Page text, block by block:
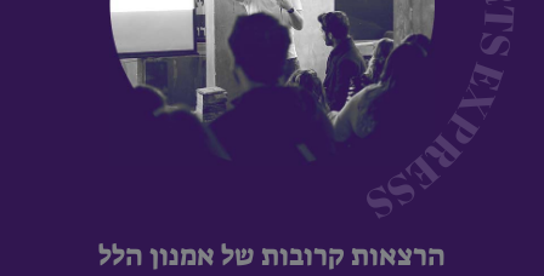
הרצאות קרובות של אמנון הלל